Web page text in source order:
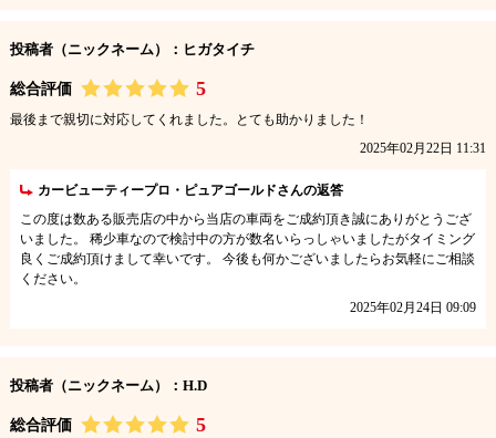
投稿者（ニックネーム）：ヒガタイチ
総合評価 5
最後まで親切に対応してくれました。とても助かりました！
2025年02月22日 11:31
カービューティープロ・ピュアゴールドさんの返答
この度は数ある販売店の中から当店の車両をご成約頂き誠にありがとうござ
いました。 稀少車なので検討中の方が数名いらっしゃいましたがタイミング
良くご成約頂けまして幸いです。 今後も何かございましたらお気軽にご相談
ください。
2025年02月24日 09:09
投稿者（ニックネーム）：H.D
総合評価 5